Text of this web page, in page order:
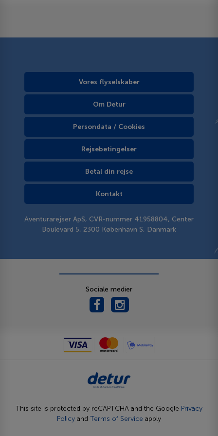
Vores flyselskaber
Om Detur
Persondata / Cookies
Rejsebetingelser
Betal din rejse
Kontakt
Aventurarejser ApS, CVR-nummer 41958804, Center
Boulevard 5, 2300 København S, Danmark
Sociale medier
This site is protected by reCAPTCHA and the Google Privacy
Policy and Terms of Service apply